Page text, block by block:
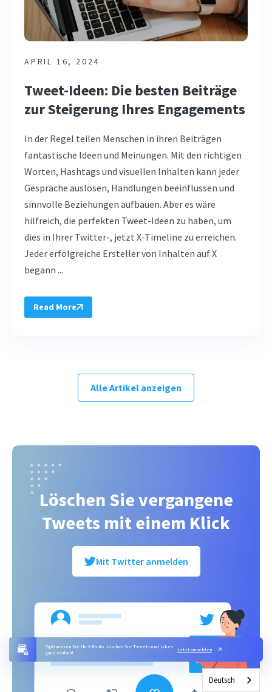
Optimieren Sie Ihr X-Konto. Löschen Sie Tweets und Likes
ganz einfach!
Jetzt anmelden
APRIL 16, 2024
Tweet-Ideen: Die besten Beiträge
zur Steigerung Ihres Engagements
In der Regel teilen Menschen in ihren Beiträgen
fantastische Ideen und Meinungen. Mit den richtigen
Worten, Hashtags und visuellen Inhalten kann jeder
Gespräche auslösen, Handlungen beeinflussen und
sinnvolle Beziehungen aufbauen. Aber es wäre
hilfreich, die perfekten Tweet-Ideen zu haben, um
dies in Ihrer Twitter-, jetzt X-Timeline zu erreichen.
Jeder erfolgreiche Ersteller von Inhalten auf X
begann ...
Read More
Alle Artikel anzeigen
Löschen Sie vergangene
Tweets mit einem Klick
Mit Twitter anmelden
Deutsch